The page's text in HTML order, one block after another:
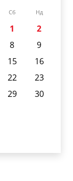
Сб Нд
1
2
8
9
15
16
22
23
29
30